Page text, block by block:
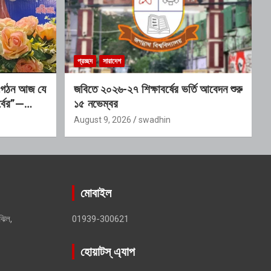
আজ যে
প্রচ্ছদ সারাদেশ
জবিতে ২০২৬-২৭ শিক্ষাবর্ষের ভর্তি আবেদন শুরু
১৫ নভেম্বর
August 9, 2026 swadhin
মোবাইল
01939-300621
হোয়াটস্ এ্যাপ